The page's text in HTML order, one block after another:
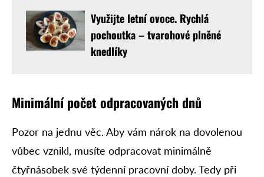
Využijte letní ovoce. Rychlá
pochoutka – tvarohové plněné
knedlíky
Minimální počet odpracovaných dnů
Pozor na jednu věc. Aby vám nárok na dovolenou
vůbec vznikl, musíte odpracovat minimálně
čtyřnásobek své týdenní pracovní doby. Tedy při